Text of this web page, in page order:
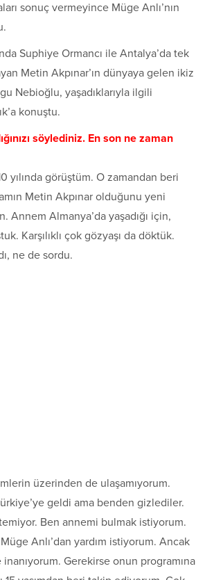
sonuç vermeyince Müge Anlı’nın
Suphiye Ormancı ile Antalya’da tek
Metin Akpınar’ın dünyaya gelen ikiz
Nebioğlu, yaşadıklarıyla ilgili
konuştu.
söylediniz. En son ne zaman
yılında görüştüm. O zamandan beri
Metin Akpınar olduğunu yeni
Annem Almanya’da yaşadığı için,
Karşılıklı çok gözyaşı da döktük.
ne de sordu.
üzerinden de ulaşamıyorum.
geldi ama benden gizlediler.
Ben annemi bulmak istiyorum.
Anlı’dan yardım istiyorum. Ancak
Gerekirse onun programına